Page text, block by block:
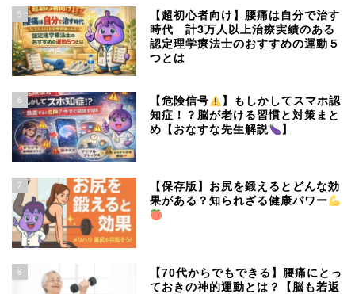
5
【超初心者向け】腰痛は自分で治す
時代 計3万人以上治療実績のある
認定理学療法士のおすすめの運動５
つとは
6 【危険信号
】もしかしてスマホ認
知症！？脳が老ける習慣と対策まと
め【おなすな先生解説
】
7
【保存版】お尻を鍛えるとどんな効
果がある？知られざる健康パワー
8
【70代からでもできる】腰痛にとっ
ておきの神的運動とは？【脳も若返